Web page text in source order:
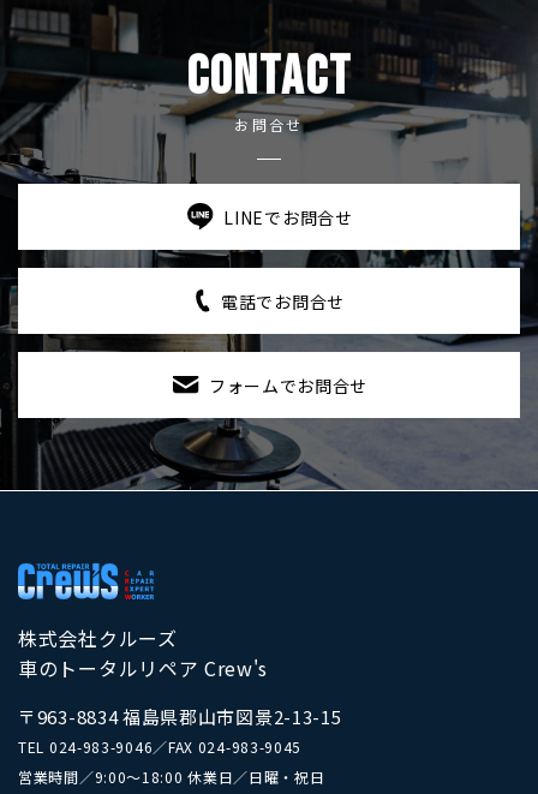
CONTACT
お問合せ
LINEでお問合せ
電話でお問合せ
フォームでお問合せ
株式会社クルーズ
車のトータルリペア Crew's
〒963-8834 福島県郡山市図景2-13-15
TEL 024-983-9046／FAX 024-983-9045
営業時間／9:00～18:00 休業日／日曜・祝日